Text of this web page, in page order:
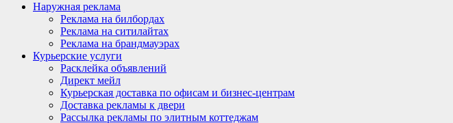
Наружная реклама
Реклама на билбордах
Реклама на ситилайтах
Реклама на брандмауэрах
Курьерские услуги
Расклейка объявлений
Директ мейл
Курьерская доставка по офисам и бизнес-центрам
Доставка рекламы к двери
Рассылка рекламы по элитным коттеджам